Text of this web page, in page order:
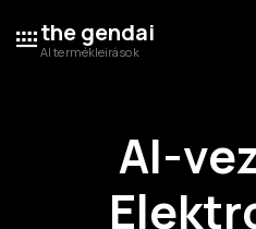
the gendai
AI termékleirások
AI-